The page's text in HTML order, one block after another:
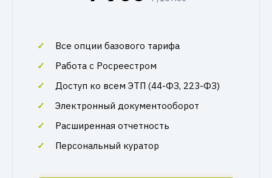
Все опции базового тарифа
Работа с Росреестром
Доступ ко всем ЭТП (44-ФЗ, 223-ФЗ)
Электронный документооборот
Расширенная отчетность
Персональный куратор